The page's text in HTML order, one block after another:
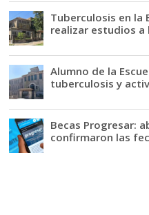
Tuberculosis en la
realizar estudios
Alumno de la
tuberculosis y
Becas Progresar:
confirmaron las